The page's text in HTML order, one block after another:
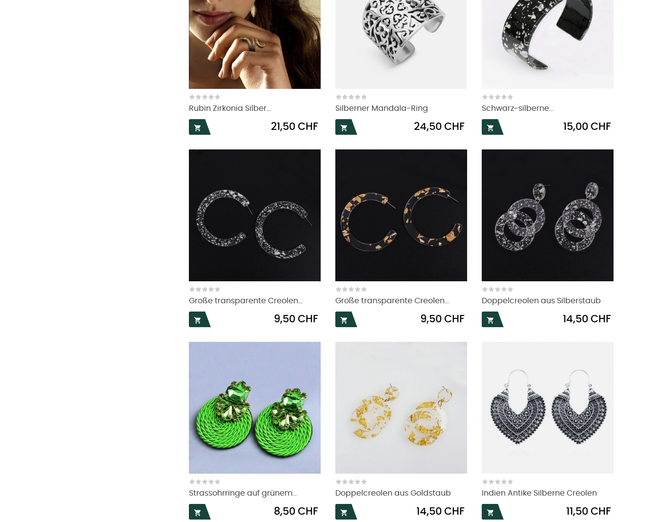
Rubin Zirkonia Silber...

Preis
21,50 CHF
Silberner Mandala-Ring

Preis
24,50 CHF
Schwarz-silberne...

Preis
15,00 CHF
Große transparente Creolen...

Preis
9,50 CHF
Große transparente Creolen...

Preis
9,50 CHF
Doppelcreolen aus Silberstaub

Preis
14,50 CHF
Strassohrringe auf grünem...

Preis
8,50 CHF
Doppelcreolen aus Goldstaub

Preis
14,50 CHF
Indien Antike Silberne Creolen

Preis
11,50 CHF